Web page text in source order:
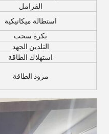
الفرامل
استطالة ميكانيكية
بكرة سحب
التلدين الجهد
استهلاك الطاقة
مزود الطاقة